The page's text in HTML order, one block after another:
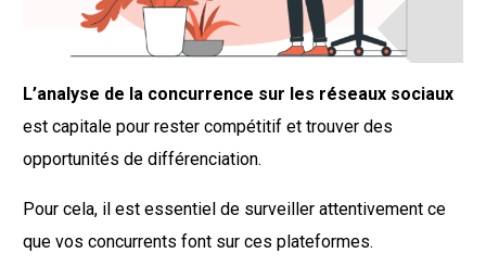
L’analyse de la concurrence sur les réseaux sociaux
est capitale pour rester compétitif et trouver des
opportunités de différenciation.
Pour cela, il est essentiel de surveiller attentivement ce
que vos concurrents font sur ces plateformes.